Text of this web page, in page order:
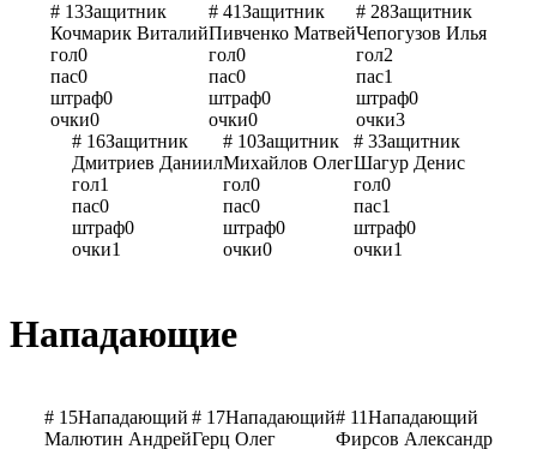
# 13Защитник
Кочмарик Виталий
гол0
пас0
штраф0
очки0
# 41Защитник
Пивченко Матвей
гол0
пас0
штраф0
очки0
# 28Защитник
Чепогузов Илья
гол2
пас1
штраф0
очки3
# 16Защитник
Дмитриев Даниил
гол1
пас0
штраф0
очки1
# 10Защитник
Михайлов Олег
гол0
пас0
штраф0
очки0
# 3Защитник
Шагур Денис
гол0
пас1
штраф0
очки1
Нападающие
# 15Нападающий
Малютин Андрей
# 17Нападающий
Герц Олег
# 11Нападающий
Фирсов Александр